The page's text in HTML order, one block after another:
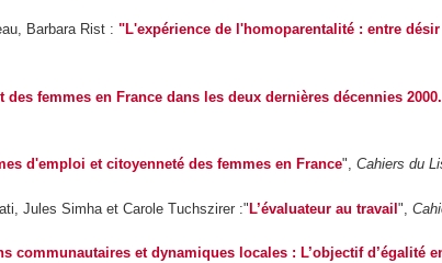
Barbara Rist :"L'expérience de l'homoparentalité : entre
des femmes en France dans les deux dernières décennies
d'emploi et citoyenneté des femmes en France",Cahiers du
Jules Simha et Carole Tuchszirer :"L’évaluateur au travail",
communautaires et dynamiques locales : L’objectif d’égalité